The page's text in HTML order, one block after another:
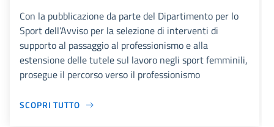
Con la pubblicazione da parte del Dipartimento per lo
Sport dell’Avviso per la selezione di interventi di
supporto al passaggio al professionismo e alla
estensione delle tutele sul lavoro negli sport femminili,
prosegue il percorso verso il professionismo
SCOPRI TUTTO